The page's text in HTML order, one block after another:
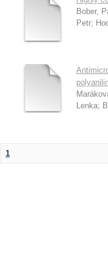
Bober,
Petr;
Lenka;
1